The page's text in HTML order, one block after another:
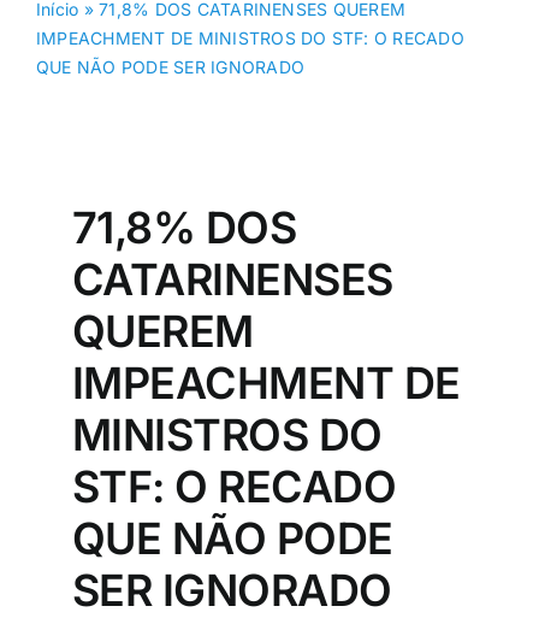
Início »71,8% DOS CATARINENSES QUEREM
IMPEACHMENT DE MINISTROS DO STF: O RECADO
QUE NÃO PODE SER IGNORADO
71,8% DOS
CATARINENSES
QUEREM
IMPEACHMENT DE
MINISTROS DO
STF: O RECADO
QUE NÃO PODE
SER IGNORADO